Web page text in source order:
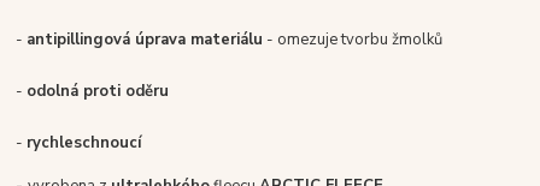
- antipillingová úprava materiálu - omezuje tvorbu žmolků
- odolná proti oděru
- rychleschnoucí